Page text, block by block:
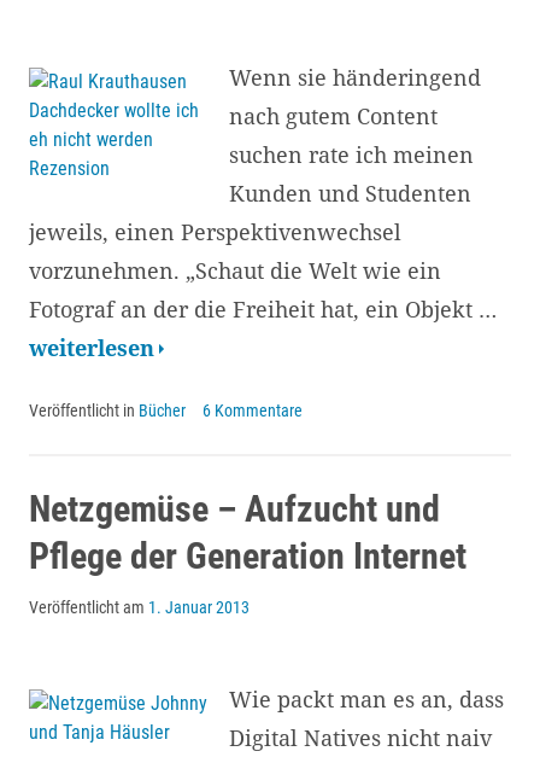
Wenn sie händeringend
nach gutem Content
suchen rate ich meinen
Kunden und Studenten
jeweils, einen Perspektivenwechsel
vorzunehmen. „Schaut die Welt wie ein
Fotograf an der die Freiheit hat, ein Objekt …
Dachdecker
ich
nicht
werden:
Das
Leben
der
Rollstuhlperspektive.
weiterlesen
Veröffentlicht in Bücher 6 Kommentare
Netzgemüse – Aufzucht und
Pflege der Generation Internet
Veröffentlicht am 1. Januar 2013
Wie packt man es an, dass
Digital Natives nicht naiv